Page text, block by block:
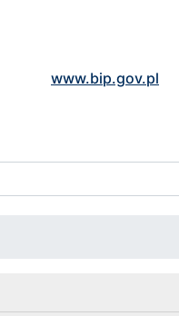
www.bip.gov.pl